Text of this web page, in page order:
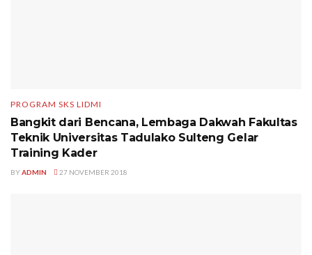
PROGRAM SKS LIDMI
Bangkit dari Bencana, Lembaga Dakwah Fakultas
Teknik Universitas Tadulako Sulteng Gelar
Training Kader
BYADMIN 27 NOVEMBER 2018